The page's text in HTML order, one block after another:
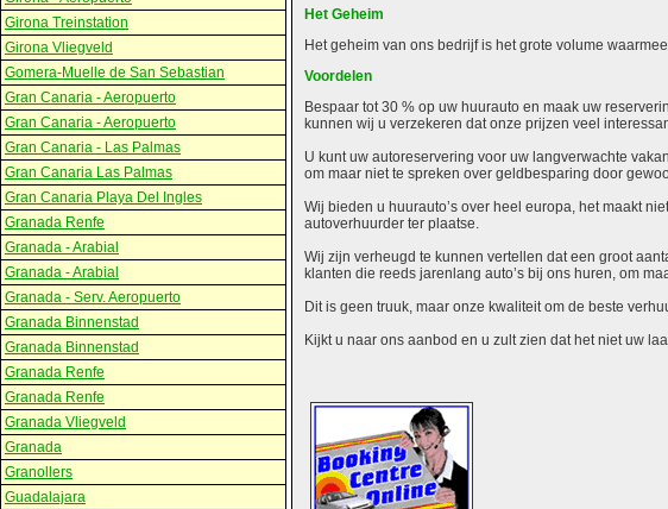
Girona Treinstation
Girona Vliegveld
Gomera-Muelle de San Sebastian
Gran Canaria - Aeropuerto
Gran Canaria - Aeropuerto
Gran Canaria - Las Palmas
Gran Canaria Las Palmas
Gran Canaria Playa Del Ingles
Granada Renfe
Granada - Arabial
Granada - Arabial
Granada - Serv. Aeropuerto
Granada Binnenstad
Granada Binnenstad
Granada Renfe
Granada Renfe
Granada Vliegveld
Granada
Granollers
Guadalajara
Het Geheim
Het geheim van ons bedrijf is het grote volume
Voordelen
Bespaar tot 30 % op uw huurauto en maak uw
kunnen wij u verzekeren dat onze prijzen veel
U kunt uw autoreservering voor uw langverwachte
om maar niet te spreken over geldbesparing door
Wij bieden u huurauto’s over heel europa, het maakt
autoverhuurder ter plaatse.
Wij zijn verheugd te kunnen vertellen dat een groot
klanten die reeds jarenlang auto’s bij ons huren, om
Dit is geen truuk, maar onze kwaliteit om de beste
Kijkt u naar ons aanbod en u zult zien dat het niet uw